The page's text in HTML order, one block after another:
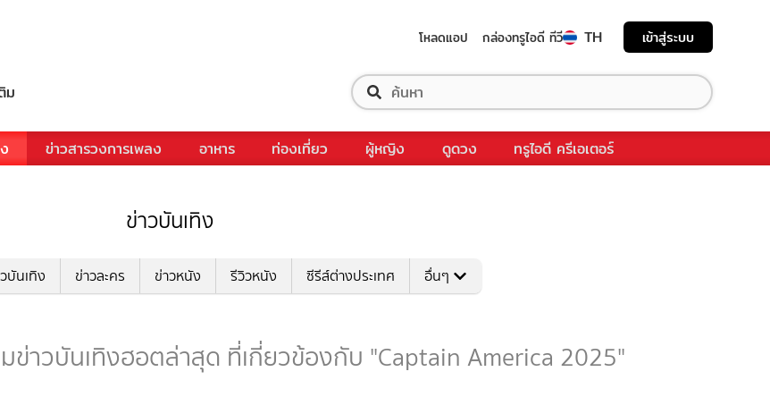
โหลดแอป กล่องทรูไอดี ทีวี TH เข้าสู่ระบบ
ม
ข่าวสารวงการเพลง อาหาร ท่องเที่ยว ผู้หญิง ดูดวง ทรูไอดี ครีเอเตอร์
ข่าวบันเทิง
บันเทิง ข่าวละคร ข่าวหนัง รีวิวหนัง ซีรีส์ต่างประเทศ อื่นๆ
ข่าวบันเทิงฮอตล่าสุด ที่เกี่ยวข้องกับ "Captain America 2025"